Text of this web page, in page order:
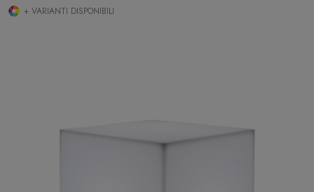
+ VARIANTI DISPONIBILI